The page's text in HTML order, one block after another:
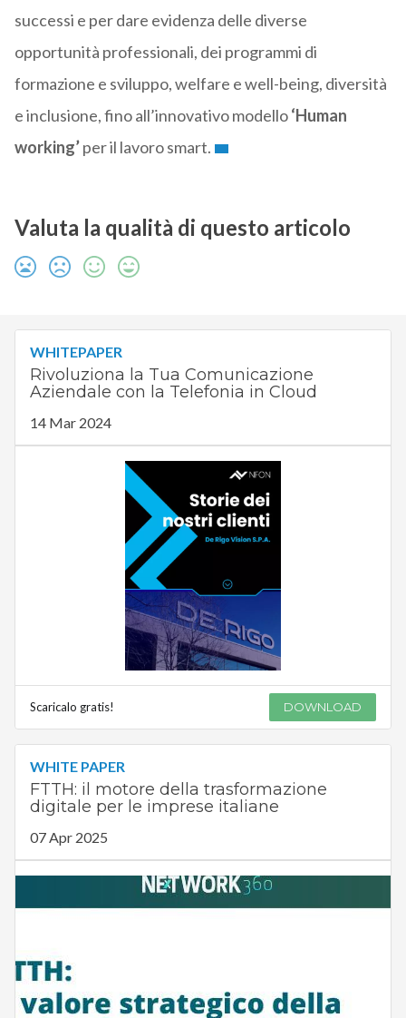
successi e per dare evidenza delle diverse
opportunità professionali, dei programmi di
formazione e sviluppo, welfare e well-being, diversità
e inclusione, fino all’innovativo modello‘Human
working’per il lavoro smart.
Valuta la qualità di questo articolo
WHITEPAPER
Rivoluziona la Tua Comunicazione
Aziendale con la Telefonia in Cloud
14 Mar 2024
Scaricalo gratis! DOWNLOAD
WHITE PAPER
FTTH: il motore della trasformazione
digitale per le imprese italiane
07 Apr 2025